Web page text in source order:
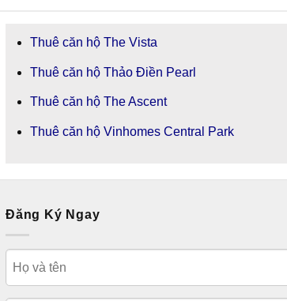
Thuê căn hộ The Vista
Thuê căn hộ Thảo Điền Pearl
Thuê căn hộ The Ascent
Thuê căn hộ Vinhomes Central Park
Đăng Ký Ngay